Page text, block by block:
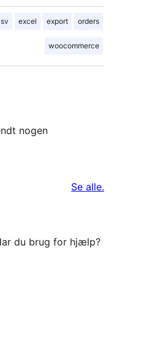
excel export orders
woocommerce
nogen
Se alleanmeldelser
.
du brug for hjælp?